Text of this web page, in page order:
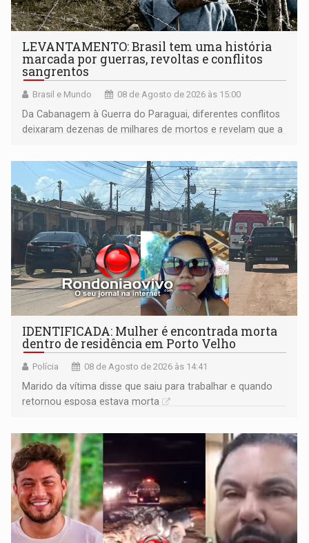
LEVANTAMENTO: Brasil tem uma história
marcada por guerras, revoltas e conflitos
sangrentos
Brasil e Mundo 08 de Agosto de 2026 às 15:00
Da Cabanagem à Guerra do Paraguai, diferentes conflitos
deixaram dezenas de milhares de mortos e revelam que a
territoriais e sociais
IDENTIFICADA: Mulher é encontrada morta
dentro de residência em Porto Velho
Polícia 08 de Agosto de 2026 às 14:41
Marido da vítima disse que saiu para trabalhar e quando
retornou esposa estava morta